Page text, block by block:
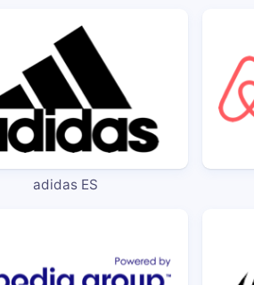
adidas ES